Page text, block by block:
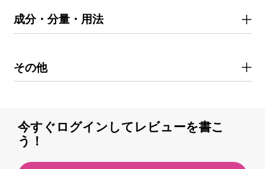
成分・分量・用法
その他
今すぐログインしてレビューを書こ
う！